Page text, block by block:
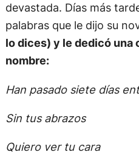
devastada. Días más
palabras que le dijo su
lo dices) y le dedicó una
nombre:
Han pasado siete días
Sin tus abrazos
Quiero ver tu cara